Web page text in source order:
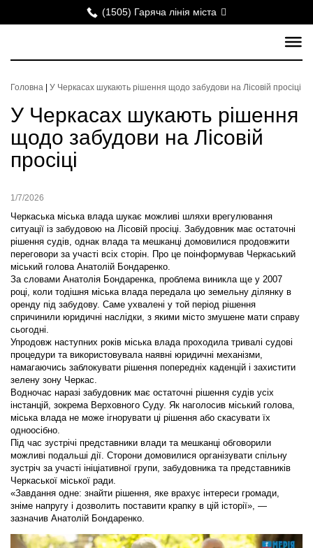
(1505) Гаряча лінія міста
Головна У Черкасах шукають рішення щодо забудови на Лісовій просіці
У Черкасах шукають рішення
щодо забудови на Лісовій
просіці
1/7/2026
Черкаська міська влада шукає можливі шляхи врегулювання
ситуації із забудовою на Лісовій просіці. Забудовник має остаточні
рішення судів, однак влада та мешканці домовилися продовжити
переговори за участі всіх сторін. Про це поінформував Черкаський
міський голова Анатолій Бондаренко.
За словами Анатолія Бондаренка, проблема виникла ще у 2007
році, коли тодішня міська влада передала цю земельну ділянку в
оренду під забудову. Саме ухвалені у той період рішення
спричинили юридичні наслідки, з якими місто змушене мати справу
сьогодні.
Упродовж наступних років міська влада проходила тривалі судові
процедури та використовувала наявні юридичні механізми,
намагаючись заблокувати рішення попередніх каденцій і захистити
зелену зону Черкас.
Водночас наразі забудовник має остаточні рішення судів усіх
інстанцій, зокрема Верховного Суду. Як наголосив міський голова,
міська влада не може ігнорувати ці рішення або скасувати їх
одноосібно.
Під час зустрічі представники влади та мешканці обговорили
можливі подальші дії. Сторони домовилися організувати спільну
зустріч за участі ініціативної групи, забудовника та представників
Черкаської міської ради.
«Завдання одне: знайти рішення, яке врахує інтереси громади,
зніме напругу і дозволить поставити крапку в цій історії», —
зазначив Анатолій Бондаренко.